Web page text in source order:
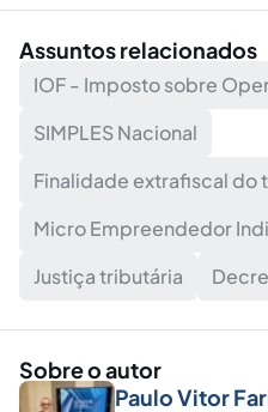
Assuntos relacionados
IOF - Imposto sobre
SIMPLES Nacional
Finalidade extrafiscal do
Micro Empreendedor
Justiça tributária
Sobre o autor
Paulo Vitor